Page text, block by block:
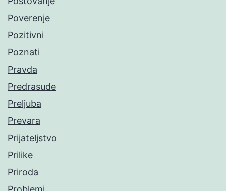
Poverenje
Pozitivni
Poznati
Pravda
Predrasude
Preljuba
Prevara
Prijateljstvo
Prilike
Priroda